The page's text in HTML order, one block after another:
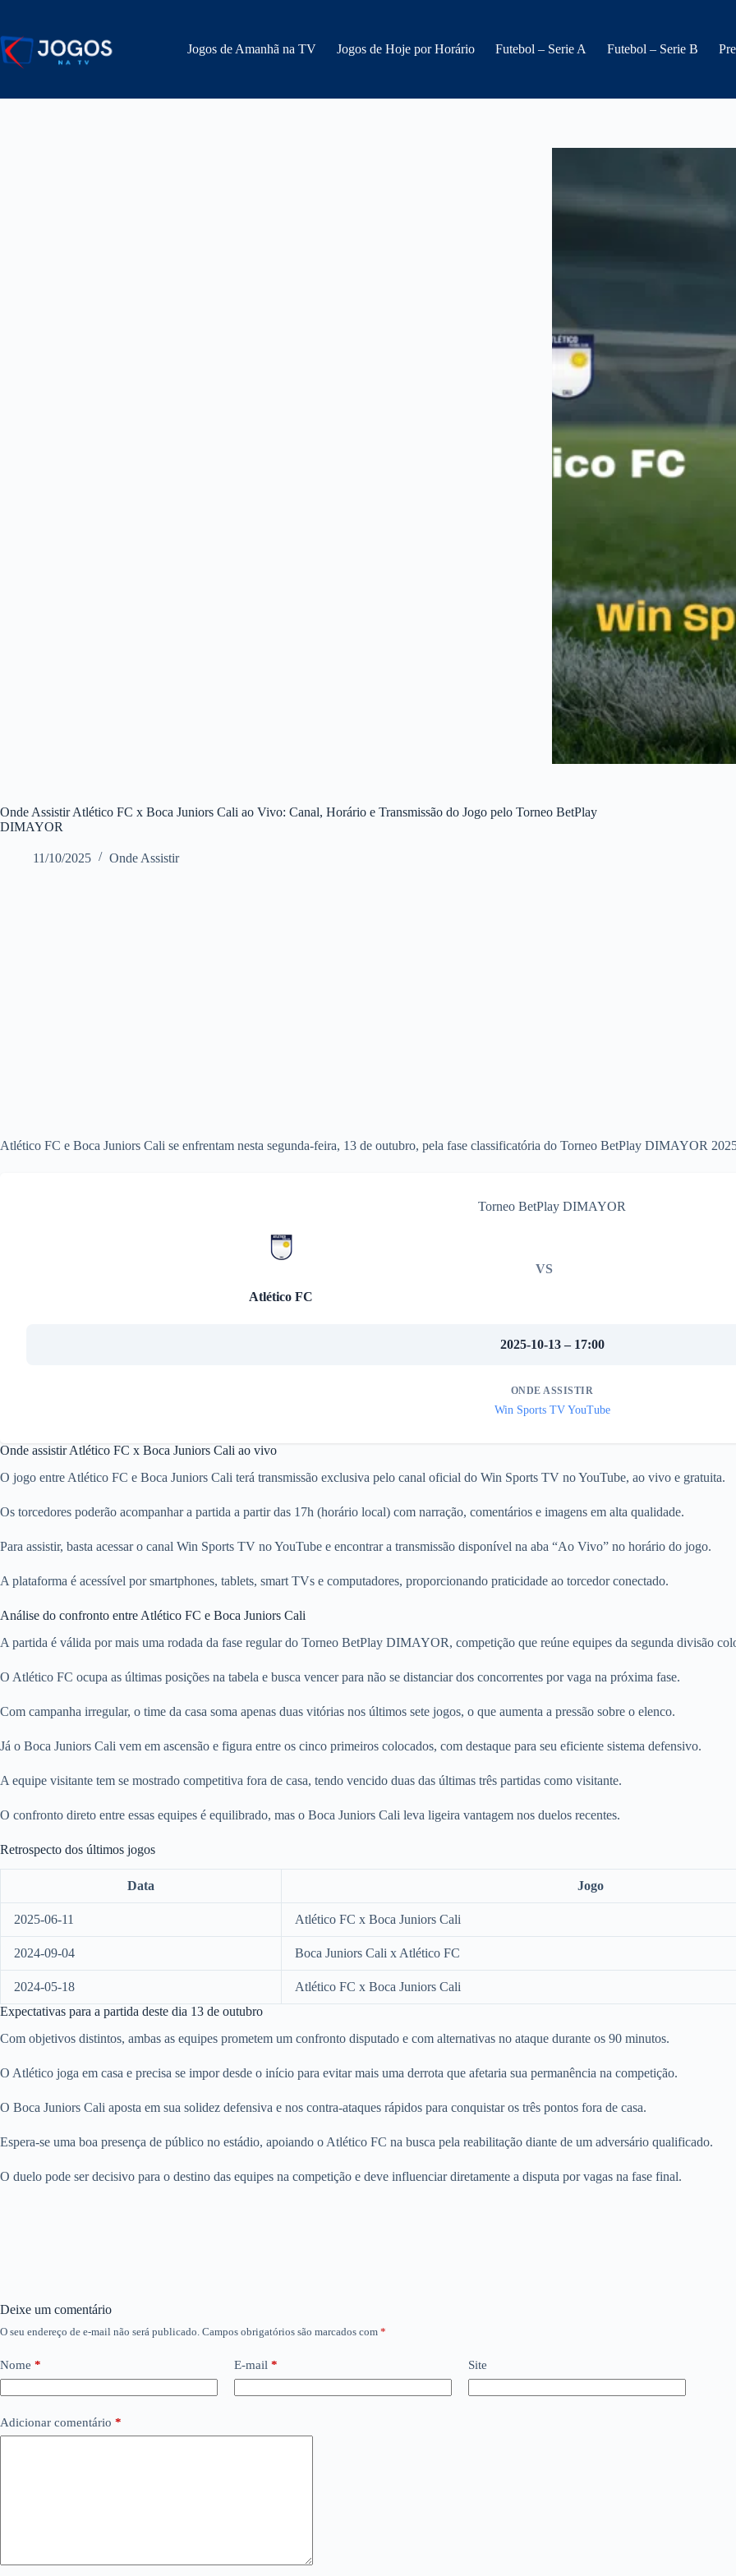
o
conteúdo
Jogos de Amanhã na TV Jogos de Hoje por Horário Futebol – Serie A Futebol – Serie B
Onde Assistir Atlético FC x Boca Juniors Cali ao Vivo: Canal, Horário e Transmissão do Jogo pelo Torneo BetPlay
DIMAYOR
11/10/2025 Onde Assistir
Atlético FC e Boca Juniors Cali se enfrentam nesta segunda-feira, 13 de outubro, pela fase classificatória do Torneo BetPlay DIMAYOR
Torneo BetPlay DIMAYOR
Atlético FC
VS
2025-10-13 – 17:00
ONDE ASSISTIR
Win Sports TV YouTube
Onde assistir Atlético FC x Boca Juniors Cali ao vivo
O jogo entre Atlético FC e Boca Juniors Cali terá transmissão exclusiva pelo canal oficial do Win Sports TV no YouTube, ao vivo e gratuita.
Os torcedores poderão acompanhar a partida a partir das 17h (horário local) com narração, comentários e imagens em alta qualidade.
Para assistir, basta acessar o canal Win Sports TV no YouTube e encontrar a transmissão disponível na aba “Ao Vivo” no horário do jogo.
A plataforma é acessível por smartphones, tablets, smart TVs e computadores, proporcionando praticidade ao torcedor conectado.
Análise do confronto entre Atlético FC e Boca Juniors Cali
A partida é válida por mais uma rodada da fase regular do Torneo BetPlay DIMAYOR, competição que reúne equipes da segunda divisão
O Atlético FC ocupa as últimas posições na tabela e busca vencer para não se distanciar dos concorrentes por vaga na próxima fase.
Com campanha irregular, o time da casa soma apenas duas vitórias nos últimos sete jogos, o que aumenta a pressão sobre o elenco.
Já o Boca Juniors Cali vem em ascensão e figura entre os cinco primeiros colocados, com destaque para seu eficiente sistema defensivo.
A equipe visitante tem se mostrado competitiva fora de casa, tendo vencido duas das últimas três partidas como visitante.
O confronto direto entre essas equipes é equilibrado, mas o Boca Juniors Cali leva ligeira vantagem nos duelos recentes.
Retrospecto dos últimos jogos
Data Jogo
2025-06-11 Atlético FC x Boca Juniors Cali
2024-09-04 Boca Juniors Cali x Atlético FC
2024-05-18 Atlético FC x Boca Juniors Cali
Expectativas para a partida deste dia 13 de outubro
Com objetivos distintos, ambas as equipes prometem um confronto disputado e com alternativas no ataque durante os 90 minutos.
O Atlético joga em casa e precisa se impor desde o início para evitar mais uma derrota que afetaria sua permanência na competição.
O Boca Juniors Cali aposta em sua solidez defensiva e nos contra-ataques rápidos para conquistar os três pontos fora de casa.
Espera-se uma boa presença de público no estádio, apoiando o Atlético FC na busca pela reabilitação diante de um adversário qualificado.
O duelo pode ser decisivo para o destino das equipes na competição e deve influenciar diretamente a disputa por vagas na fase final.
Deixe um comentário
O seu endereço de e-mail não será publicado. Campos obrigatórios são marcados com *
Nome * E-mail * Site
Adicionar comentário *